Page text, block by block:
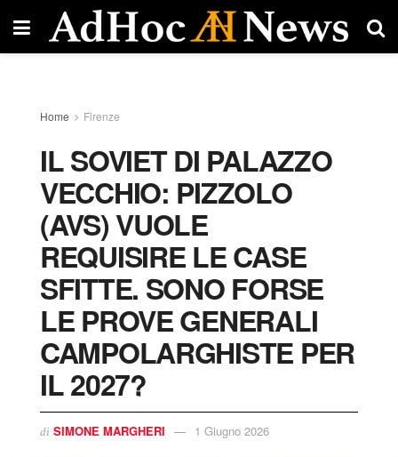
Home Firenze
IL SOVIET DI PALAZZO
VECCHIO: PIZZOLO
(AVS) VUOLE
REQUISIRE LE CASE
SFITTE. SONO FORSE
LE PROVE GENERALI
CAMPOLARGHISTE PER
IL 2027?
di SIMONE MARGHERI 1 Giugno 2026